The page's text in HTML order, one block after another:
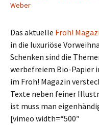
Weber
Das aktuelle Froh!
in die luxuriöse
Schenken sind die
werbefreiem Bio-Papier
im Froh! Magazin
Texte neben feiner
ist muss man
[vimeo width=“500″